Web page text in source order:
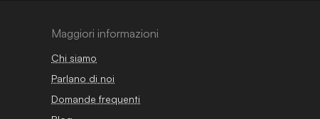
Maggiori informazioni
Chi siamo
Parlano di noi
Domande frequenti